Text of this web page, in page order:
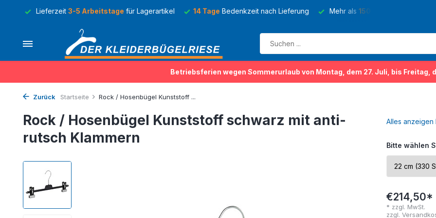
Lieferzeit 3-5 Arbeitstage für Lagerartikel 14 Tage Bedenkzeit nach Lieferung Mehr als 150 Sorten
Betriebsferien wegen Sommerurlaub von Montag, dem 27. Juli, bis Freitag,
Zurück Startseite Rock / Hosenbügel Kunststoff ...
Rock / Hosenbügel Kunststoff schwarz mit anti-
rutsch Klammern
Alles
Bitte wählen
€214,50*
* zzgl. MwSt.
zzgl.